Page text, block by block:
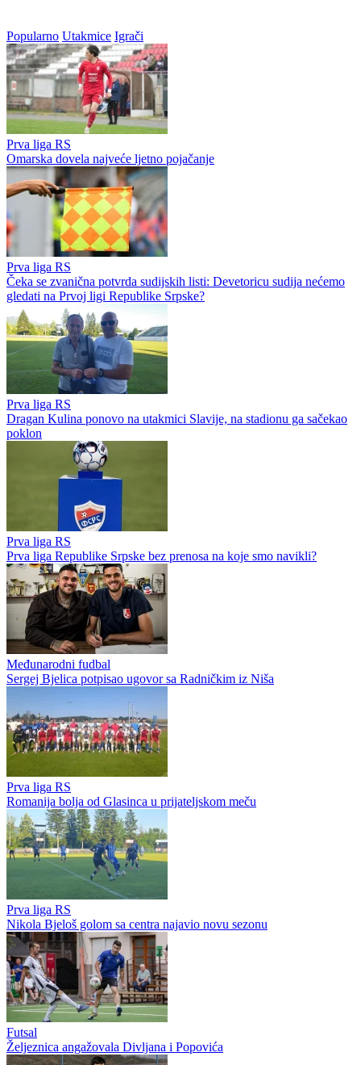
Popularno Utakmice Igrači
Prva liga RS
Omarska dovela najveće ljetno pojačanje
Prva liga RS
Čeka se zvanična potvrda sudijskih listi: Devetoricu sudija nećemo
gledati na Prvoj ligi Republike Srpske?
Prva liga RS
Dragan Kulina ponovo na utakmici Slavije, na stadionu ga sačekao
poklon
Prva liga RS
Prva liga Republike Srpske bez prenosa na koje smo navikli?
Međunarodni fudbal
Sergej Bjelica potpisao ugovor sa Radničkim iz Niša
Prva liga RS
Romanija bolja od Glasinca u prijateljskom meču
Prva liga RS
Nikola Bjeloš golom sa centra najavio novu sezonu
Futsal
Željeznica angažovala Divljana i Popovića